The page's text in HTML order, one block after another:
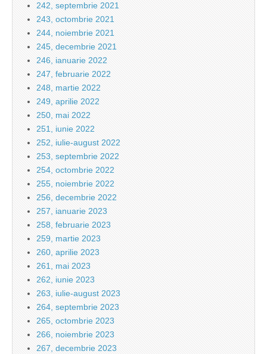
242, septembrie 2021
243, octombrie 2021
244, noiembrie 2021
245, decembrie 2021
246, ianuarie 2022
247, februarie 2022
248, martie 2022
249, aprilie 2022
250, mai 2022
251, iunie 2022
252, iulie-august 2022
253, septembrie 2022
254, octombrie 2022
255, noiembrie 2022
256, decembrie 2022
257, ianuarie 2023
258, februarie 2023
259, martie 2023
260, aprilie 2023
261, mai 2023
262, iunie 2023
263, iulie-august 2023
264, septembrie 2023
265, octombrie 2023
266, noiembrie 2023
267, decembrie 2023